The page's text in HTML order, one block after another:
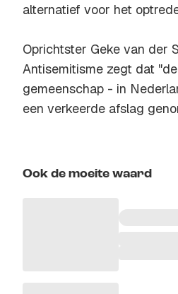
alternatief voor het
Oprichtster Geke van der
Antisemitisme zegt dat
gemeenschap - in
een verkeerde afslag
Ook de moeite waard